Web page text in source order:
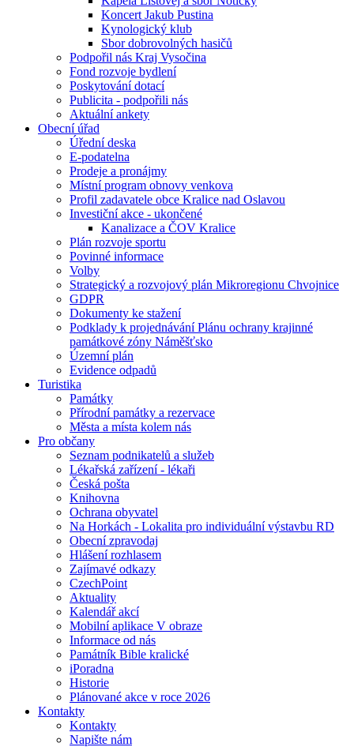
Koncert Jakub Pustina
Kynologický klub
Sbor dobrovolných hasičů
Podpořil nás Kraj Vysočina
Fond rozvoje bydlení
Poskytování dotací
Publicita - podpořili nás
Aktuální ankety
Obecní úřad
Úřední deska
E-podatelna
Prodeje a pronájmy
Místní program obnovy venkova
Profil zadavatele obce Kralice nad Oslavou
Investiční akce - ukončené
Kanalizace a ČOV Kralice
Plán rozvoje sportu
Povinné informace
Volby
Strategický a rozvojový plán Mikroregionu Chvojnice
GDPR
Dokumenty ke stažení
Podklady k projednávání Plánu ochrany krajinné
památkové zóny Náměšťsko
Územní plán
Evidence odpadů
Turistika
Památky
Přírodní památky a rezervace
Města a místa kolem nás
Pro občany
Seznam podnikatelů a služeb
Lékařská zařízení - lékaři
Česká pošta
Knihovna
Ochrana obyvatel
Na Horkách - Lokalita pro individuální výstavbu RD
Obecní zpravodaj
Hlášení rozhlasem
Zajímavé odkazy
CzechPoint
Aktuality
Kalendář akcí
Mobilní aplikace V obraze
Informace od nás
Památník Bible kralické
iPoradna
Historie
Plánované akce v roce 2026
Kontakty
Kontakty
Napište nám